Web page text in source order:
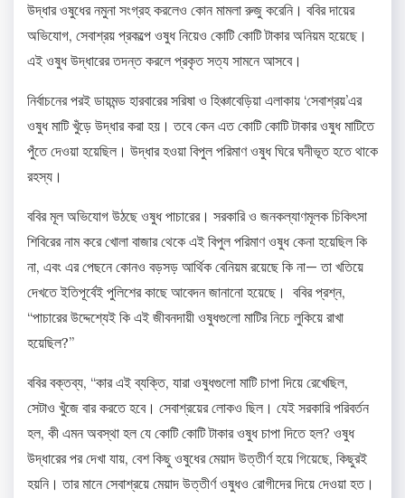
উদ্ধার ওষুধের নমুনা সংগ্রহ করলেও কোন মামলা রুজু করেনি। ববির দায়ের
অভিযোগ, সেবাশ্রয় প্রকল্পে ওষুধ নিয়েও কোটি কোটি টাকার অনিয়ম হয়েছে।
এই ওষুধ উদ্ধারের তদন্ত করলে প্রকৃত সত্য সামনে আসবে।
নির্বাচনের পরই ডায়মন্ড হারবারের সরিষা ও হিঞ্চাবেড়িয়া এলাকায় ‘সেবাশ্রয়’এর
ওষুধ মাটি খুঁড়ে উদ্ধার করা হয়। তবে কেন এত কোটি কোটি টাকার ওষুধ মাটিতে
পুঁতে দেওয়া হয়েছিল। উদ্ধার হওয়া বিপুল পরিমাণ ওষুধ ঘিরে ঘনীভূত হতে থাকে
রহস্য।
ববির মূল অভিযোগ উঠছে ওষুধ পাচারের। সরকারি ও জনকল্যাণমূলক চিকিৎসা
শিবিরের নাম করে খোলা বাজার থেকে এই বিপুল পরিমাণ ওষুধ কেনা হয়েছিল কি
না, এবং এর পেছনে কোনও বড়সড় আর্থিক বেনিয়ম রয়েছে কি না— তা খতিয়ে
দেখতে ইতিপূর্বেই পুলিশের কাছে আবেদন জানানো হয়েছে। ববির প্রশ্ন,
“পাচারের উদ্দেশ্যেই কি এই জীবনদায়ী ওষুধগুলো মাটির নিচে লুকিয়ে রাখা
হয়েছিল?”
ববির বক্তব্য, “কার এই ব্যক্তি, যারা ওষুধগুলো মাটি চাপা দিয়ে রেখেছিল,
সেটাও খুঁজে বার করতে হবে। সেবাশ্রয়ের লোকও ছিল। যেই সরকারি পরিবর্তন
হল, কী এমন অবস্থা হল যে কোটি কোটি টাকার ওষুধ চাপা দিতে হল? ওষুধ
উদ্ধারের পর দেখা যায়, বেশ কিছু ওষুধের মেয়াদ উত্তীর্ণ হয়ে গিয়েছে, কিছুরই
হয়নি। তার মানে সেবাশ্রয়ে মেয়াদ উত্তীর্ণ ওষুধও রোগীদের দিয়ে দেওয়া হত।